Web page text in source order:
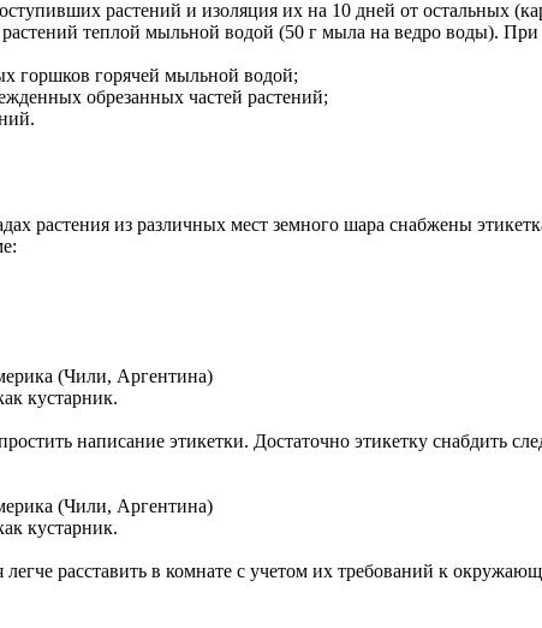
растений и изоляция их на 10 дней от остальных
растений теплой мыльной водой (50 г мыла на ведро воды).
горшков горячей мыльной водой;
обрезанных частей растений;
растения из различных мест земного шара снабжены
(Чили, Аргентина)
кустарник.
написание этикетки. Достаточно этикетку снабдить
(Чили, Аргентина)
кустарник.
расставить в комнате с учетом их требований к